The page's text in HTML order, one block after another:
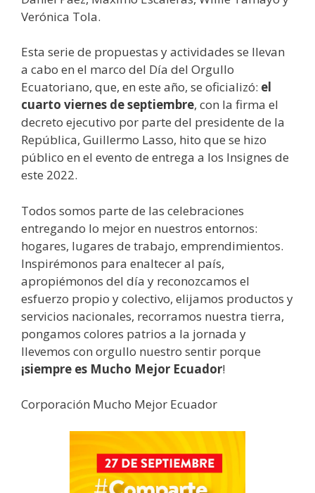
Verónica Tola.
Esta serie de propuestas y actividades se llevan
a cabo en el marco del Día del Orgullo
Ecuatoriano, que, en este año, se oficializó: el
cuarto viernes de septiembre, con la firma el
decreto ejecutivo por parte del presidente de la
República, Guillermo Lasso, hito que se hizo
público en el evento de entrega a los Insignes de
este 2022.
Todos somos parte de las celebraciones
entregando lo mejor en nuestros entornos:
hogares, lugares de trabajo, emprendimientos.
Inspirémonos para enaltecer al país,
apropiémonos del día y reconozcamos el
esfuerzo propio y colectivo, elijamos productos y
servicios nacionales, recorramos nuestra tierra,
pongamos colores patrios a la jornada y
llevemos con orgullo nuestro sentir porque
¡siempre es Mucho Mejor Ecuador!
Corporación Mucho Mejor Ecuador